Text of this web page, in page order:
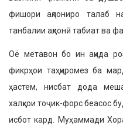
фишори ақлониро талаб
танбалии ақлонӣ табиат ва
Оё метавон бо ин ақида
фикрҳои таҳқиро­мез ба
ҳастем, нисбат дода
халқҳои тоҷик-форс беасос
исбот кард. Муҳаммади